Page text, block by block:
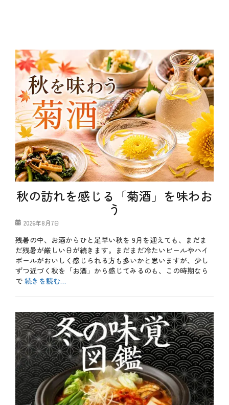
秋の訪れを感じる「菊酒」を味わお
う
投
日
2026年8月7日
残暑の中、お酒からひと足早い秋を 9月を迎えても、まだま
だ残暑が厳しい日が続きます。まだまだ冷たいビールやハイ
ボールがおいしく感じられる方も多いかと思いますが、少し
ずつ近づく秋を「お酒」から感じてみるのも、この時期なら
で 続きを読む…
ゴ
リ
ー
l
o
g
、
お
酒
、
季
節
、
秋